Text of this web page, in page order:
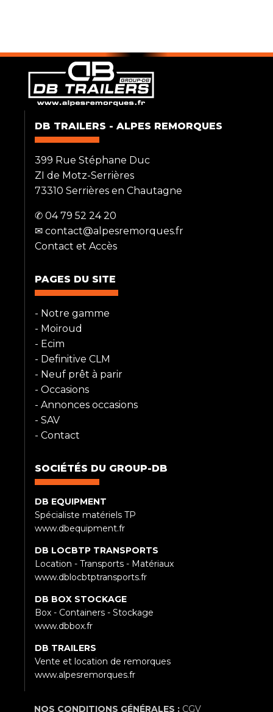
DB TRAILERS - ALPES REMORQUES
399 Rue Stéphane Duc
ZI de Motz-Serrières
73310 Serrières en Chautagne
✆ 04 79 52 24 20
✉ contact@alpesremorques.fr
Contact et Accès
PAGES DU SITE
- Notre gamme
- Moiroud
- Ecim
- Definitive CLM
- Neuf prêt à parir
- Occasions
- Annonces occasions
- SAV
- Contact
SOCIÉTÉS DU GROUP-DB
DB EQUIPMENT
Spécialiste matériels TP
www.dbequipment.fr
DB LOCBTP TRANSPORTS
Location - Transports - Matériaux
www.dblocbtptransports.fr
DB BOX STOCKAGE
Box - Containers - Stockage
www.dbbox.fr
DB TRAILERS
Vente et location de remorques
www.alpesremorques.fr
NOS CONDITIONS GÉNÉRALES : CGV